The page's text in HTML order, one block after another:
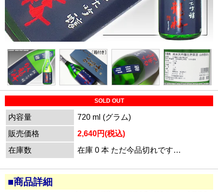
SOLD OUT
内容量
720 ml (グラム)
販売価格
2,640円(税込)
在庫数
在庫 0 本 ただ今品切れです…
■商品詳細